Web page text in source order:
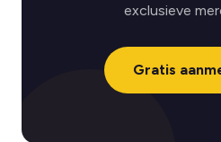
exclusieve
Gratis